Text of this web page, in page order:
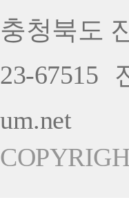
충청북도
23-67515
um.net